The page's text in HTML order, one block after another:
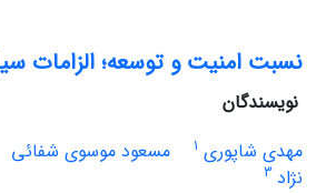
نسبت امنیت و توسعه؛ الزامات
نویسندگان
مهدی شاپوری 1 مسعود موسوی شفائی
‏نژاد 3